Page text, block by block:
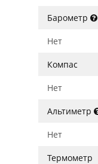
Барометр
Нет
Компас
Нет
Альтиметр
Нет
Термометр